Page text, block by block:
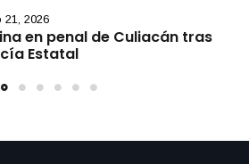
21, 2026
en penal de Culiacán tras
Estatal